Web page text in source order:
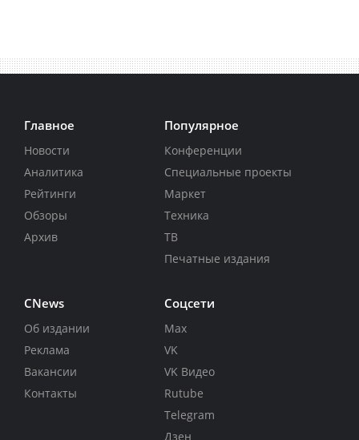
Главное
Новости
Аналитика
Рейтинги
Обзоры
Архив
Популярное
Конференции
Специальные проекты
Маркет
Техника
ТВ
Печатные издания
CNews
Об издании
Реклама
Вакансии
Контакты
Соцсети
Max
VK
VK Видео
Rutube
Telegram
Дзен